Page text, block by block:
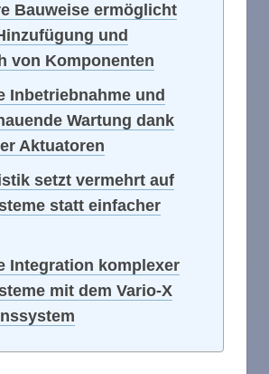
Bauweise ermöglicht
und
von Komponenten
Inbetriebnahme und
Wartung dank
Aktuatoren
setzt vermehrt auf
statt einfacher
Integration komplexer
mit dem Vario-X